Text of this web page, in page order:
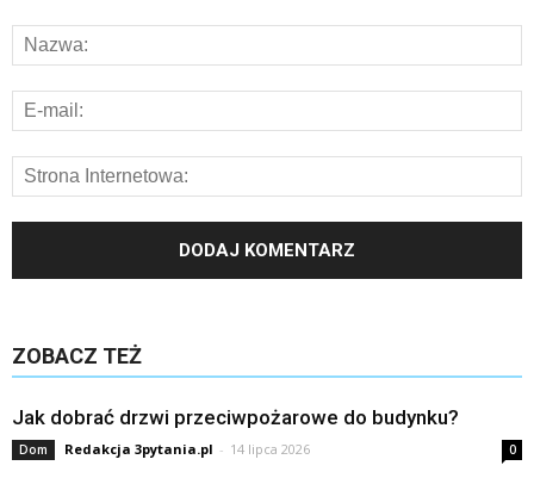
ZOBACZ TEŻ
Jak dobrać drzwi przeciwpożarowe do budynku?
Dom Redakcja 3pytania.pl - 14 lipca 2026 0